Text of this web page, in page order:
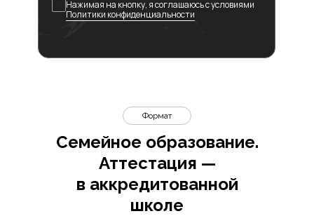
Нажимая на кнопку, я соглашаюсь с условиями
Политики конфиденциальности
Семейное образование.
Аттестация —
в аккредитованной
школе
Формат